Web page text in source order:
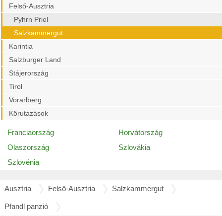
Felső-Ausztria
Pyhrn Priel
Salzkammergut
Karintia
Salzburger Land
Stájerország
Tirol
Vorarlberg
Körutazások
Franciaország
Horvátország
Olaszország
Szlovákia
Szlovénia
Ausztria Felső-Ausztria Salzkammergut
Pfandl panzió